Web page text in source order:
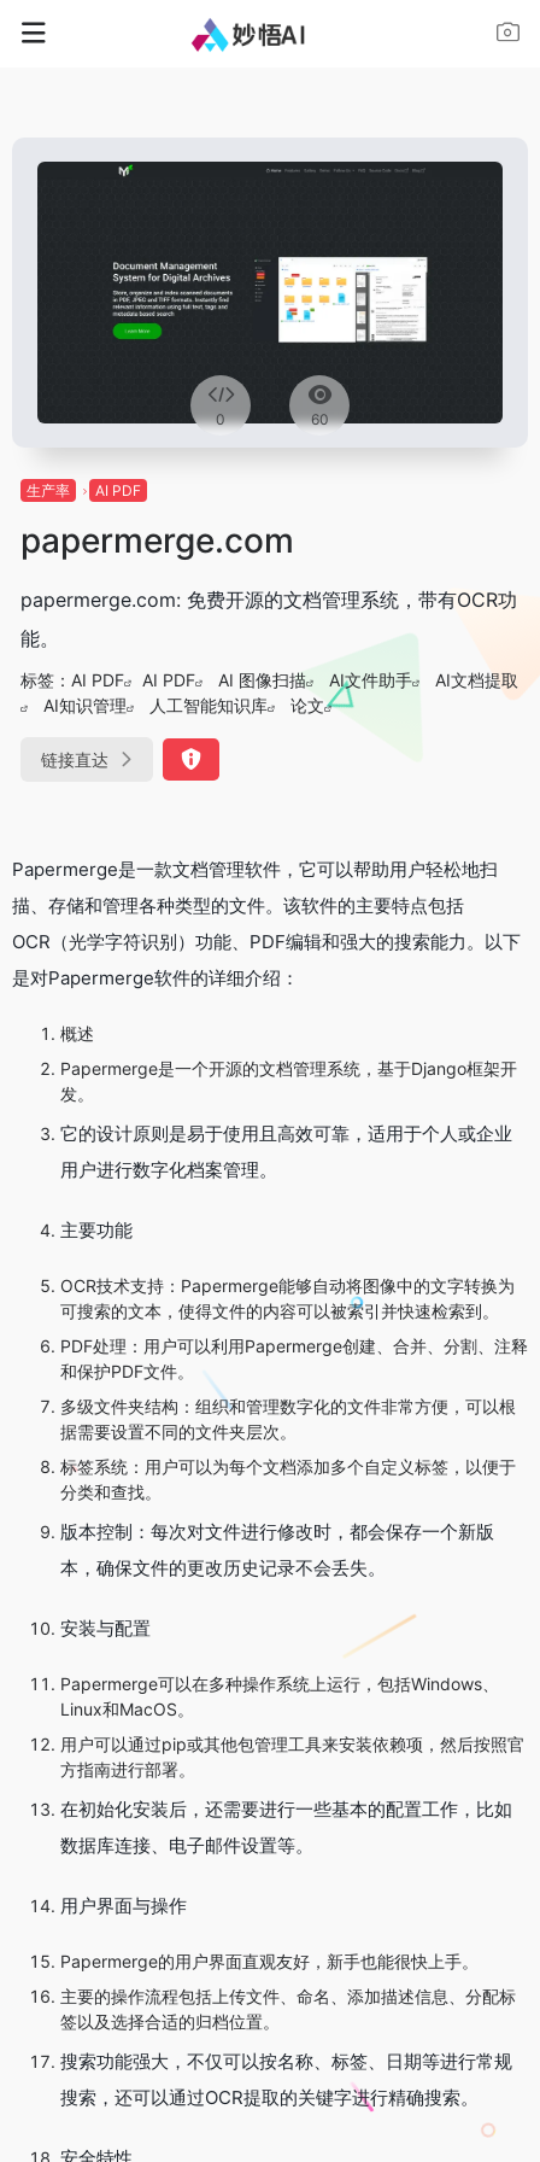
0 60
生产率 AI PDF
papermerge.com
papermerge.com: 免费开源的文档管理系统，带有OCR功
能。
标签： AI PDF AI PDF AI 图像扫描 AI文件助手
AI文档提取
AI知识管理
人工智能知识库 论文
链接直达
Papermerge是一款文档管理软件，它可以帮助用户轻松地扫
描、存储和管理各种类型的文件。该软件的主要特点包括
OCR（光学字符识别）功能、PDF编辑和强大的搜索能力。以下
是对Papermerge软件的详细介绍：
概述
Papermerge是一个开源的文档管理系统，基于Django框架开
发。
它的设计原则是易于使用且高效可靠，适用于个人或企业
用户进行数字化档案管理。
主要功能
OCR技术支持：Papermerge能够自动将图像中的文字转换为
可搜索的文本，使得文件的内容可以被索引并快速检索到。
PDF处理：用户可以利用Papermerge创建、合并、分割、注释
和保护PDF文件。
多级文件夹结构：组织和管理数字化的文件非常方便，可以根
据需要设置不同的文件夹层次。
标签系统：用户可以为每个文档添加多个自定义标签，以便于
分类和查找。
版本控制：每次对文件进行修改时，都会保存一个新版
本，确保文件的更改历史记录不会丢失。
安装与配置
Papermerge可以在多种操作系统上运行，包括Windows、
Linux和MacOS。
用户可以通过pip或其他包管理工具来安装依赖项，然后按照官
方指南进行部署。
在初始化安装后，还需要进行一些基本的配置工作，比如
数据库连接、电子邮件设置等。
用户界面与操作
Papermerge的用户界面直观友好，新手也能很快上手。
主要的操作流程包括上传文件、命名、添加描述信息、分配标
签以及选择合适的归档位置。
搜索功能强大，不仅可以按名称、标签、日期等进行常规
搜索，还可以通过OCR提取的关键字进行精确搜索。